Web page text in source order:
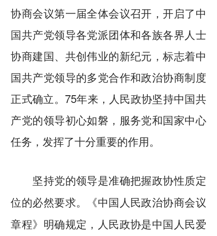
协商会议第一届全体会议召开，开启了中
国共产党领导各党派团体和各族各界人士
协商建国、共创伟业的新纪元，标志着中
国共产党领导的多党合作和政治协商制度
正式确立。75年来，人民政协坚持中国共
产党的领导初心如磐，服务党和国家中心
任务，发挥了十分重要的作用。
坚持党的领导是准确把握政协性质定
位的必然要求。
《中国人民政治协商会议
章程》明确规定，人民政协是中国人民爱